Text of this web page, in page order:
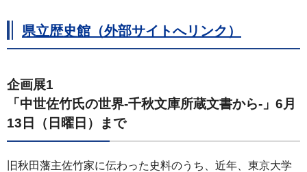
県立歴史館（外部サイトへリンク）
企画展1
「中世佐竹氏の世界-千秋文庫所蔵文書から-」6月
13日（日曜日）まで
旧秋田藩主佐竹家に伝わった史料のうち、近年、東京大学